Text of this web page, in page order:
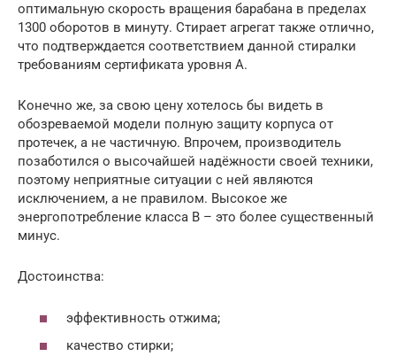
оптимальную скорость вращения барабана в пределах
1300 оборотов в минуту. Стирает агрегат также отлично,
что подтверждается соответствием данной стиралки
требованиям сертификата уровня A.
Конечно же, за свою цену хотелось бы видеть в
обозреваемой модели полную защиту корпуса от
протечек, а не частичную. Впрочем, производитель
позаботился о высочайшей надёжности своей техники,
поэтому неприятные ситуации с ней являются
исключением, а не правилом. Высокое же
энергопотребление класса B – это более существенный
минус.
Достоинства:
эффективность отжима;
качество стирки;